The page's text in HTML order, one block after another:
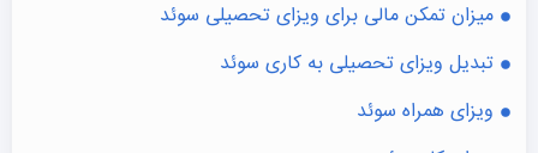
میزان تمکن مالی برای ویزای تحصیلی سوئد
تبدیل ویزای تحصیلی به کاری سوئد
ویزای همراه سوئد